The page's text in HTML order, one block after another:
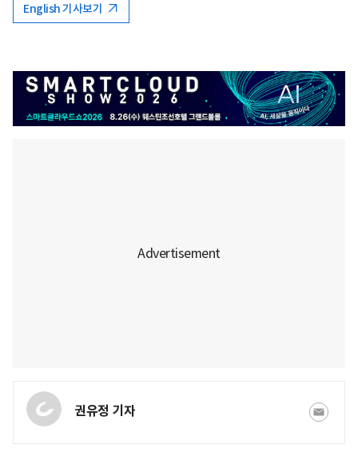
English 기사보기
권유정 기자